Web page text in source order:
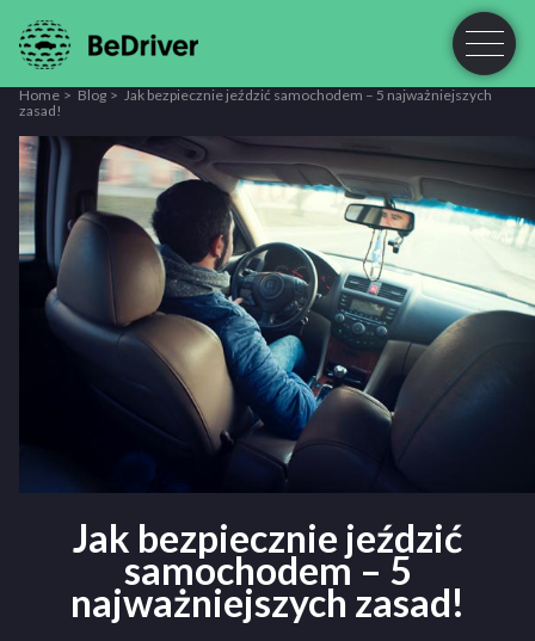
Home Blog
Jak bezpiecznie jeździć samochodem – 5 najważniejszych
zasad!
Jak bezpiecznie jeździć
samochodem – 5
najważniejszych zasad!